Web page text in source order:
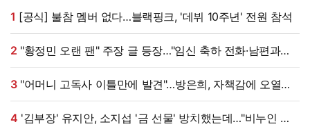
1 [공식] 불참 멤버 없다…블랙핑크, '데뷔 10주년' 전원 참석
2
식사도" 온라인 확산 [엑's 이슈]
3"어머니 고독사 이틀만에 발견"…방은희, 자책감에 오열
(특종세상)[전일야화]
4